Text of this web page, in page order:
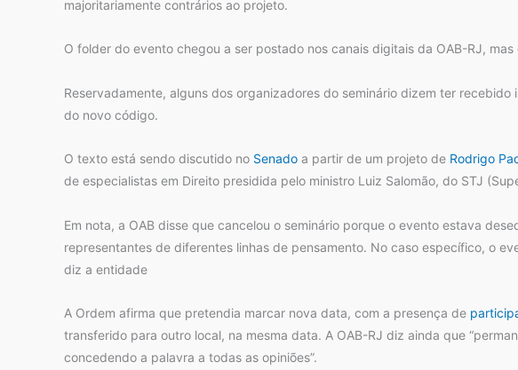
majoritariamente contrários ao projeto.
O folder do evento chegou a ser postado nos canais digitais da OAB-RJ,
Reservadamente, alguns dos organizadores do seminário dizem ter
do novo código.
O texto está sendo discutido no Senado a partir de um projeto de Rodrigo
de especialistas em Direito presidida pelo ministro Luiz Salomão, do STJ
Em nota, a OAB disse que cancelou o seminário porque o evento estava
representantes de diferentes linhas de pensamento. No caso específico, o
diz a entidade
A Ordem afirma que pretendia marcar nova data, com a presença de
transferido para outro local, na mesma data. A OAB-RJ diz ainda que
concedendo a palavra a todas as opiniões”.